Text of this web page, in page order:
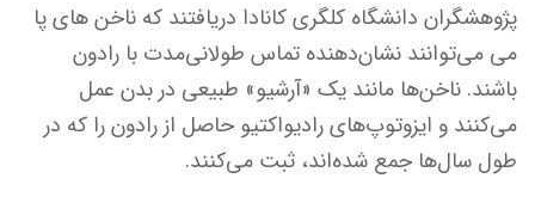
پژوهشگران دانشگاه کلگری کانادا دریافتند که ناخن های پا
می می‌توانند نشان‌دهنده تماس طولانی‌مدت با رادون
باشند. ناخن‌ها مانند یک «آرشیو» طبیعی در بدن عمل
می‌کنند و ایزوتوپ‌های رادیواکتیو حاصل از رادون را که در
طول سال‌ها جمع شده‌اند، ثبت می‌کنند.